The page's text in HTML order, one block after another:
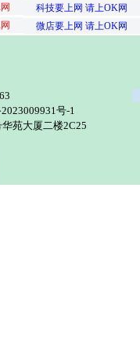
科技要上网 请上OK网
微店要上网 请上OK网
号-1
苑大厦二楼2C25